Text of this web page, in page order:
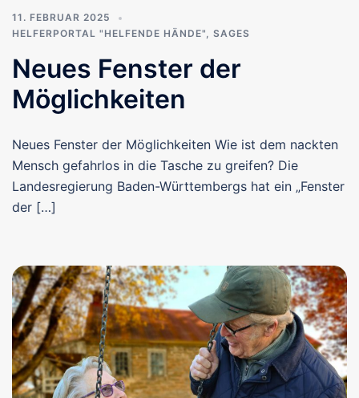
11. FEBRUAR 2025
HELFERPORTAL "HELFENDE HÄNDE", SAGES
Neues Fenster der
Möglichkeiten
Neues Fenster der Möglichkeiten Wie ist dem nackten
Mensch gefahrlos in die Tasche zu greifen? Die
Landesregierung Baden-Württembergs hat ein „Fenster
der […]